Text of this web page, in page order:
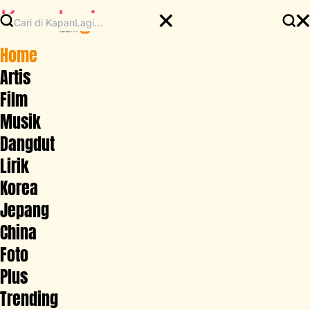
Home
Artis
Film
Musik
Dangdut
Lirik
Korea
Jepang
China
Foto
Plus
Trending